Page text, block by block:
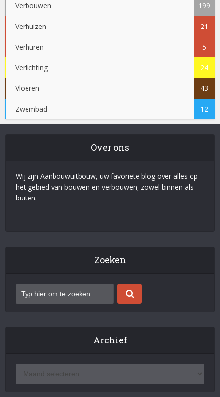
Verbouwen 199
Verhuizen 21
Verhuren 5
Verlichting 24
Vloeren 43
Zwembad 12
Over ons
Wij zijn Aanbouwuitbouw, uw favoriete blog over alles op
het gebied van bouwen en verbouwen, zowel binnen als
buiten.
Zoeken
Archief